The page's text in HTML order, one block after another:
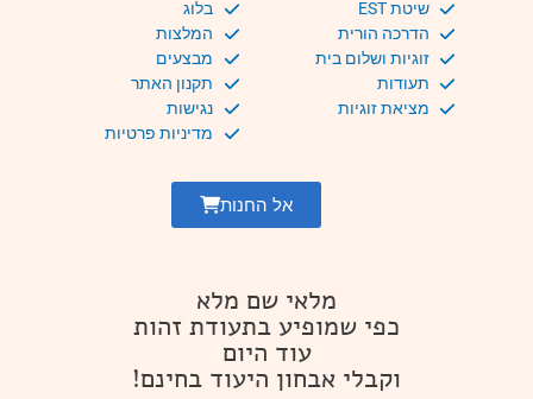
שיטת EST
הדרכה הורית
זוגיות ושלום בית
תעודות
מציאת זוגיות
בלוג
המלצות
מבצעים
תקנון האתר
נגישות
מדיניות פרטיות
אל החנות
מלאי שם מלא
כפי שמופיע בתעודת זהות
עוד היום
וקבלי אבחון היעוד בחינם!